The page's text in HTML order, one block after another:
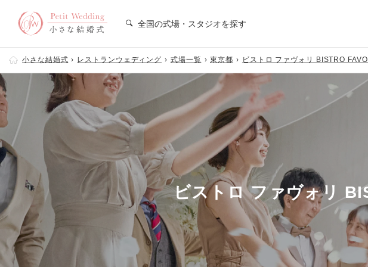
全国の式場・スタジオを探す
小さな結婚式 レストランウェディング 式場一覧 東京都 ビストロ ファヴォリ BISTRO
ビストロ ファヴォリ